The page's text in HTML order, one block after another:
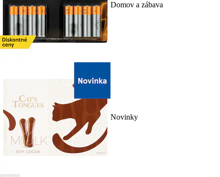
Domov a zábava
Novinky